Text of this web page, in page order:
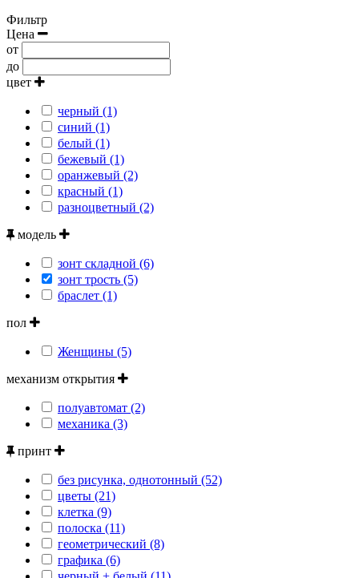
Фильтр
Цена
от
до
цвет
черный (1)
синий (1)
белый (1)
бежевый (1)
оранжевый (2)
красный (1)
разноцветный (2)
модель
зонт складной (6)
зонт трость (5)
браслет (1)
пол
Женщины (5)
механизм открытия
полуавтомат (2)
механика (3)
принт
без рисунка, однотонный (52)
цветы (21)
клетка (9)
полоска (11)
геометрический (8)
графика (6)